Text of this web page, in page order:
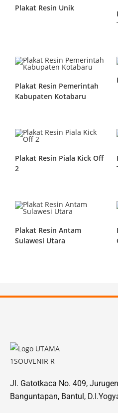
Plakat Resin Unik
Plakat Resin Pemerintah
Kabupaten Kotabaru
Plakat Resin Piala Kick Off
2
Plakat Resin Antam
Sulawesi Utara
Jl. Gatotkaca No. 409,
Banguntapan, Bantul,